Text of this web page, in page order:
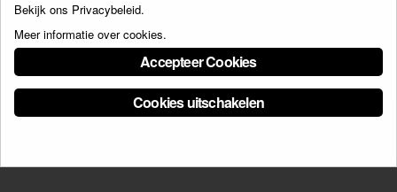
© Copyright - Franciscus Huis Weert B.V. - webdesign:
Bekijk ons Privacybeleid.
Meer informatie over cookies.
Accepteer Cookies
Cookies uitschakelen